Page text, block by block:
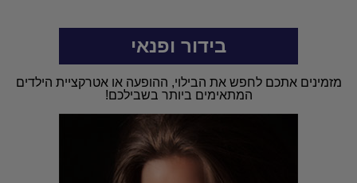
בידור ופנאי
מזמינים אתכם לחפש את הבילוי, ההופעה או אטרקציית הילדים
המתאימים ביותר בשבילכם!